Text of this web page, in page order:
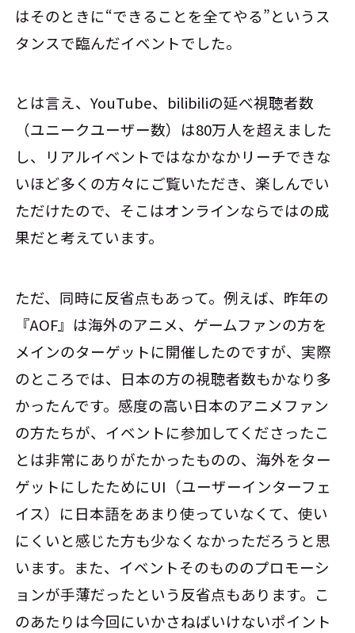
はそのときに“できることを全てやる”というス
タンスで臨んだイベントでした。
とは言え、YouTube、bilibiliの延べ視聴者数
（ユニークユーザー数）は80万人を超えました
し、リアルイベントではなかなかリーチできな
いほど多くの方々にご覧いただき、楽しんでい
ただけたので、そこはオンラインならではの成
果だと考えています。
ただ、同時に反省点もあって。例えば、昨年の
『AOF』は海外のアニメ、ゲームファンの方を
メインのターゲットに開催したのですが、実際
のところでは、日本の方の視聴者数もかなり多
かったんです。感度の高い日本のアニメファン
の方たちが、イベントに参加してくださったこ
とは非常にありがたかったものの、海外をター
ゲットにしたためにUI（ユーザーインターフェ
イス）に日本語をあまり使っていなくて、使い
にくいと感じた方も少なくなかっただろうと思
います。また、イベントそのもののプロモーシ
ョンが手薄だったという反省点もあります。こ
のあたりは今回にいかさねばいけないポイント